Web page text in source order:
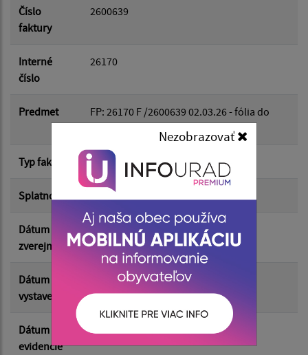
Nezobrazovať
Dátum od:
Dátum do:
Suma od:
Filtrovať Reset
Číslo
faktury
2600639
Interné
číslo
26170
Predmet
FP: 26170 F /2600639 02.03.26 - fólia do
baličky obedov
Typ faktúry dodávateľská
Splatnosť 12.03.2026
Dátum
zverejnenia
09.03.2026
Dátum
vystavenia
26.02.2026
Dátum
evidencie
26.02.2026